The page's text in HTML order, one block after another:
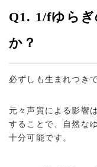
Q1. 1/fゆら
か？
必ずしも生まれつき
元々声質による影響
することで、自然な
十分可能です。